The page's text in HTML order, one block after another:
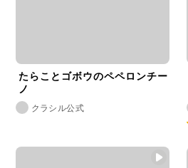
たらことゴボウのペペロンチー
ノ
クラシル公式